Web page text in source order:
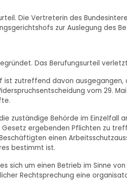
Die Vertreterin des
zur Auslegung des
Das Berufungsurteil
zutreffend davon ausgegangen,
vom 29.
die zuständige Behörde im
ergebenden Pflichten zu
einen
bestimmt ist.
sich um einen Betrieb im Sinne von
Rechtsprechung eine